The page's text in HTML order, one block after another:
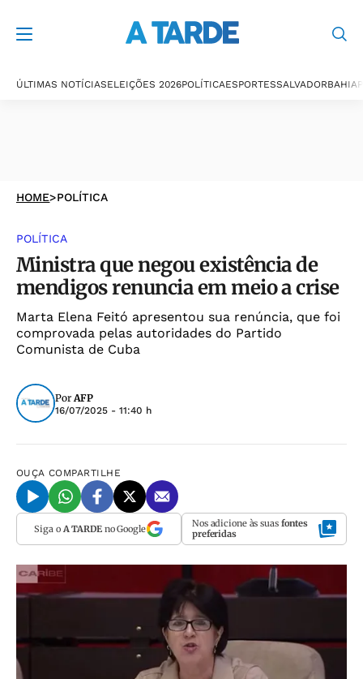
ÚLTIMAS NOTÍCIASELEIÇÕES 2026POLÍTICAESPORTESSALVADORBAHIA
HOME>POLÍTICA
POLÍTICA
Ministra que negou existência de
mendigos renuncia em meio a crise
Marta Elena Feitó apresentou sua renúncia, que foi
comprovada pelas autoridades do Partido
Comunista de Cuba
PorAFP
16/07/2025 - 11:40 h
OUÇA COMPARTILHE
Siga o A TARDEno Google Nos adicione às suas fontes
preferidas